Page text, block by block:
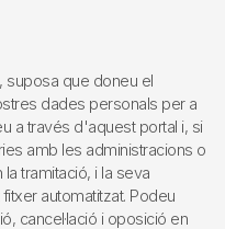
que doneu el
dades personals per a
a través d'aquest portal i, si
amb les administracions o
tramitació, i la seva
automatitzat. Podeu
cancel·lació i oposició en